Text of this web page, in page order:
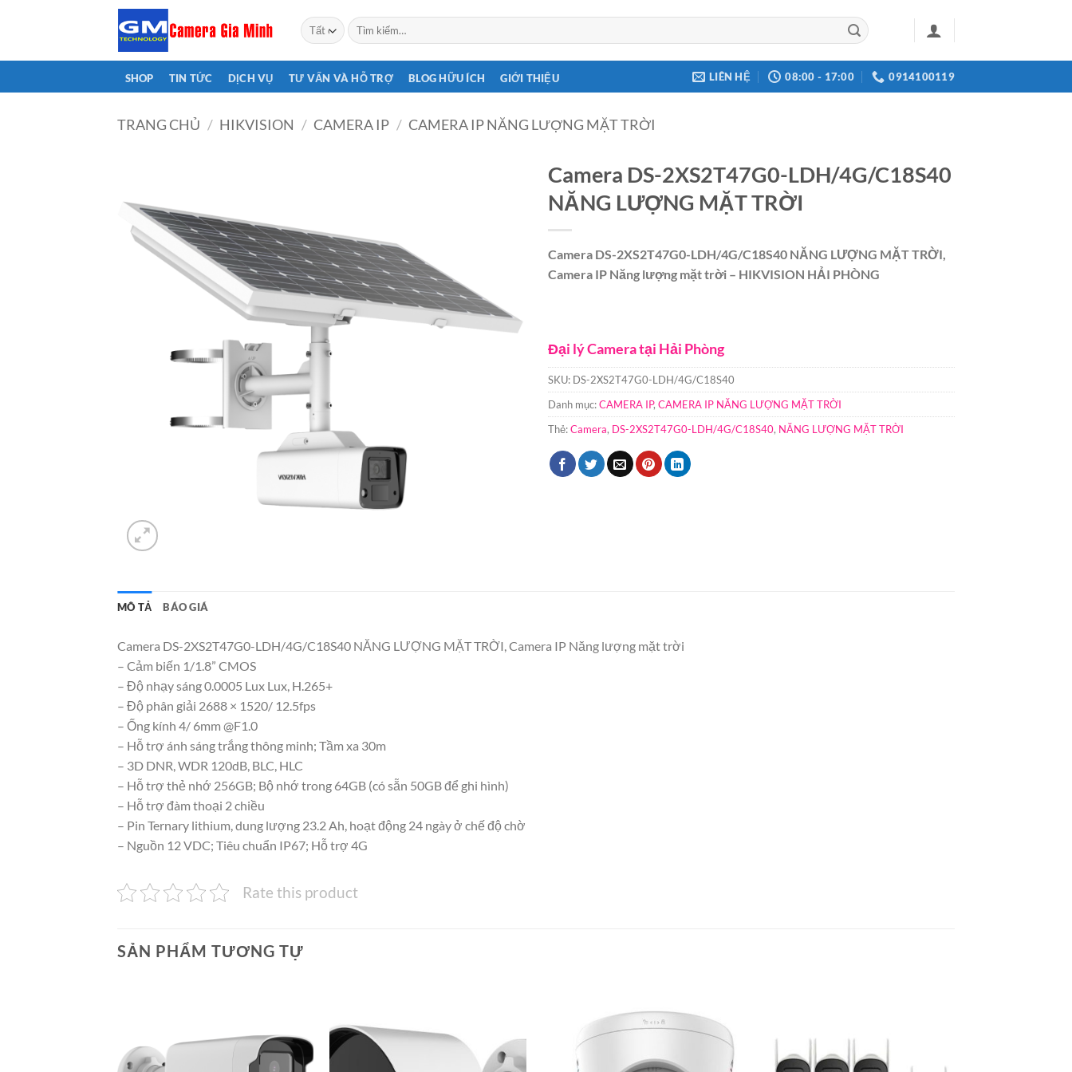
Tìm
kiếm:
SHOP TIN TỨC DỊCH VỤ TƯ VẤN VÀ HỖ TRỢ BLOG HỮU ÍCH GIỚI THIỆU LIÊN HỆ 08:00 - 17:00 0914100119
TRANG CHỦ / HIKVISION / CAMERA IP / CAMERA IP NĂNG LƯỢNG MẶT TRỜI
Camera DS-2XS2T47G0-LDH/4G/C18S40
NĂNG LƯỢNG MẶT TRỜI
Camera DS-2XS2T47G0-LDH/4G/C18S40 NĂNG LƯỢNG MẶT TRỜI,
Camera IP Năng lượng mặt trời – HIKVISION HẢI PHÒNG
Đại lý Camera tại Hải Phòng
SKU: DS-2XS2T47G0-LDH/4G/C18S40
Danh mục:CAMERA IP, CAMERA IP NĂNG LƯỢNG MẶT TRỜI
Thẻ:Camera, DS-2XS2T47G0-LDH/4G/C18S40, NĂNG LƯỢNG MẶT TRỜI
MÔ TẢ BÁO GIÁ
Camera DS-2XS2T47G0-LDH/4G/C18S40 NĂNG LƯỢNG MẶT TRỜI, Camera IP Năng lượng mặt trời
– Cảm biến 1/1.8” CMOS
– Độ nhạy sáng 0.0005 Lux Lux, H.265+
– Độ phân giải 2688 × 1520/ 12.5fps
– Ống kính 4/ 6mm @F1.0
– Hỗ trợ ánh sáng trắng thông minh; Tầm xa 30m
– 3D DNR, WDR 120dB, BLC, HLC
– Hỗ trợ thẻ nhớ 256GB; Bộ nhớ trong 64GB (có sẵn 50GB để ghi hình)
– Hỗ trợ đàm thoại 2 chiều
– Pin Ternary lithium, dung lượng 23.2 Ah, hoạt động 24 ngày ở chế độ chờ
– Nguồn 12 VDC; Tiêu chuẩn IP67; Hỗ trợ 4G
Rate this product
SẢN PHẨM TƯƠNG TỰ